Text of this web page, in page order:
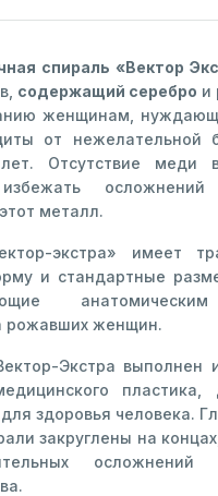
спираль «Вектор
содержащий серебро и
женщинам,
от нежелательной
Отсутствие меди
избежать
металл.
экстра» имеет
и стандартные
рожавших женщин.
Экстра выполнен
пластика,
для здоровья человека.
закруглены на
осложнений